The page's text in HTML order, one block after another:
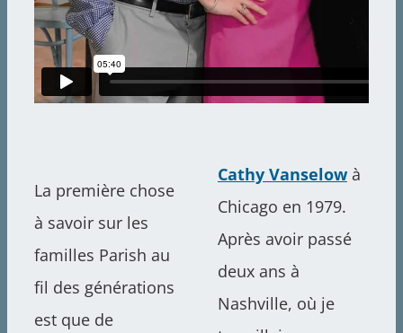
La première chose
à savoir sur les
familles Parish au
fil des générations
est que de
Cathy Vanselow à
Chicago en 1979.
Après avoir passé
deux ans à
Nashville, où je